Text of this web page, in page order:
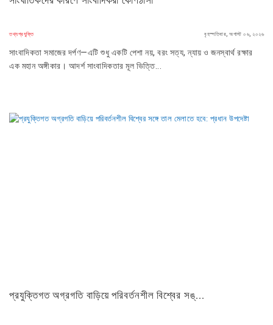
তথ্যপ্রযুক্তি বৃহস্পতিবার, অগাস্ট ০৬, ২০২৬
সাংবাদিকতা সমাজের দর্পণ—এটি শুধু একটি পেশা নয়, বরং সত্য, ন্যায় ও জনস্বার্থ রক্ষার
এক মহান অঙ্গীকার। আদর্শ সাংবাদিকতার মূল ভিত্তি...
প্রযুক্তিগত অগ্রগতি বাড়িয়ে পরিবর্তনশীল বিশ্বের সঙ্...